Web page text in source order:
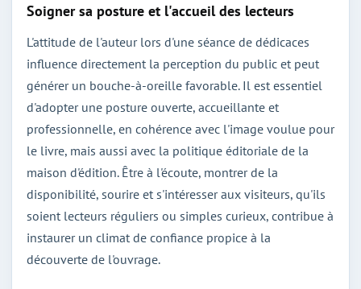
Soigner sa posture et l'accueil des lecteurs
L'attitude de l'auteur lors d'une séance de dédicaces
influence directement la perception du public et peut
générer un bouche-à-oreille favorable. Il est essentiel
d'adopter une posture ouverte, accueillante et
professionnelle, en cohérence avec l'image voulue pour
le livre, mais aussi avec la politique éditoriale de la
maison d'édition. Être à l'écoute, montrer de la
disponibilité, sourire et s'intéresser aux visiteurs, qu'ils
soient lecteurs réguliers ou simples curieux, contribue à
instaurer un climat de confiance propice à la
découverte de l'ouvrage.